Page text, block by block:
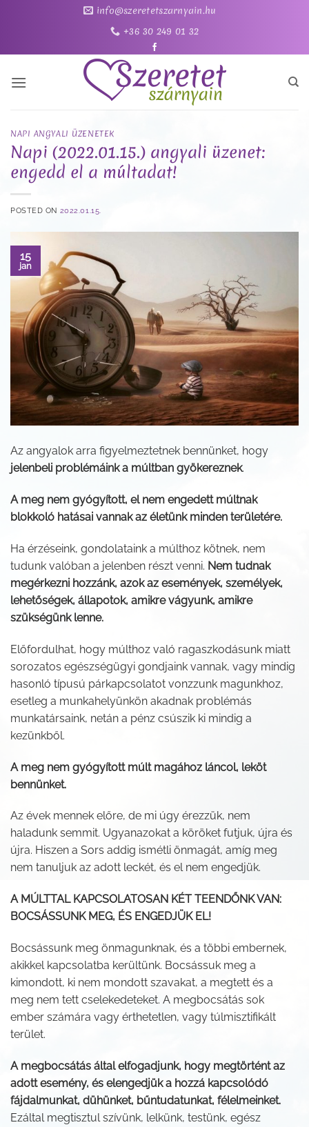
info@szeretetszarnyain.hu
+36 30 249 01 32
NAPI ANGYALI ÜZENETEK
Napi (2022.01.15.) angyali üzenet:
engedd el a múltadat!
POSTED ON 2022.01.15.
15
jan
Az angyalok arra figyelmeztetnek bennünket, hogy
jelenbeli problémáink a múltban gyökereznek.
A meg nem gyógyított, el nem engedett múltnak
blokkoló hatásai vannak az életünk minden területére.
Ha érzéseink, gondolataink a múlthoz kötnek, nem
tudunk valóban a jelenben részt venni. Nem tudnak
megérkezni hozzánk, azok az események, személyek,
lehetőségek, állapotok, amikre vágyunk, amikre
szükségünk lenne.
Előfordulhat, hogy múlthoz való ragaszkodásunk miatt
sorozatos egészségügyi gondjaink vannak, vagy mindig
hasonló típusú párkapcsolatot vonzzunk magunkhoz,
esetleg a munkahelyünkön akadnak problémás
munkatársaink, netán a pénz csúszik ki mindig a
kezünkből.
A meg nem gyógyított múlt magához láncol, leköt
bennünket.
Az évek mennek előre, de mi úgy érezzük, nem
haladunk semmit. Ugyanazokat a köröket futjuk, újra és
újra. Hiszen a Sors addig ismétli önmagát, amíg meg
nem tanuljuk az adott leckét, és el nem engedjük.
A MÚLTTAL KAPCSOLATOSAN KÉT TEENDŐNK VAN:
BOCSÁSSUNK MEG, ÉS ENGEDJÜK EL!
Bocsássunk meg önmagunknak, és a többi embernek,
akikkel kapcsolatba kerültünk. Bocsássuk meg a
kimondott, ki nem mondott szavakat, a megtett és a
meg nem tett cselekedeteket. A megbocsátás sok
ember számára vagy érthetetlen, vagy túlmisztifikált
terület.
A megbocsátás által elfogadjunk, hogy megtörtént az
adott esemény, és elengedjük a hozzá kapcsolódó
fájdalmunkat, dühünket, bűntudatunkat, félelmeinket.
Ezáltal megtisztul szívünk, lelkünk, testünk, egész